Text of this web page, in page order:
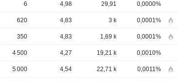
6 4,98 29,91 0,0000%
620 4,83 3 k 0,0001%
350 4,83 1,69 k 0,0001%
4 500 4,27 19,21 k 0,0010%
5 000 4,54 22,71 k 0,0011%